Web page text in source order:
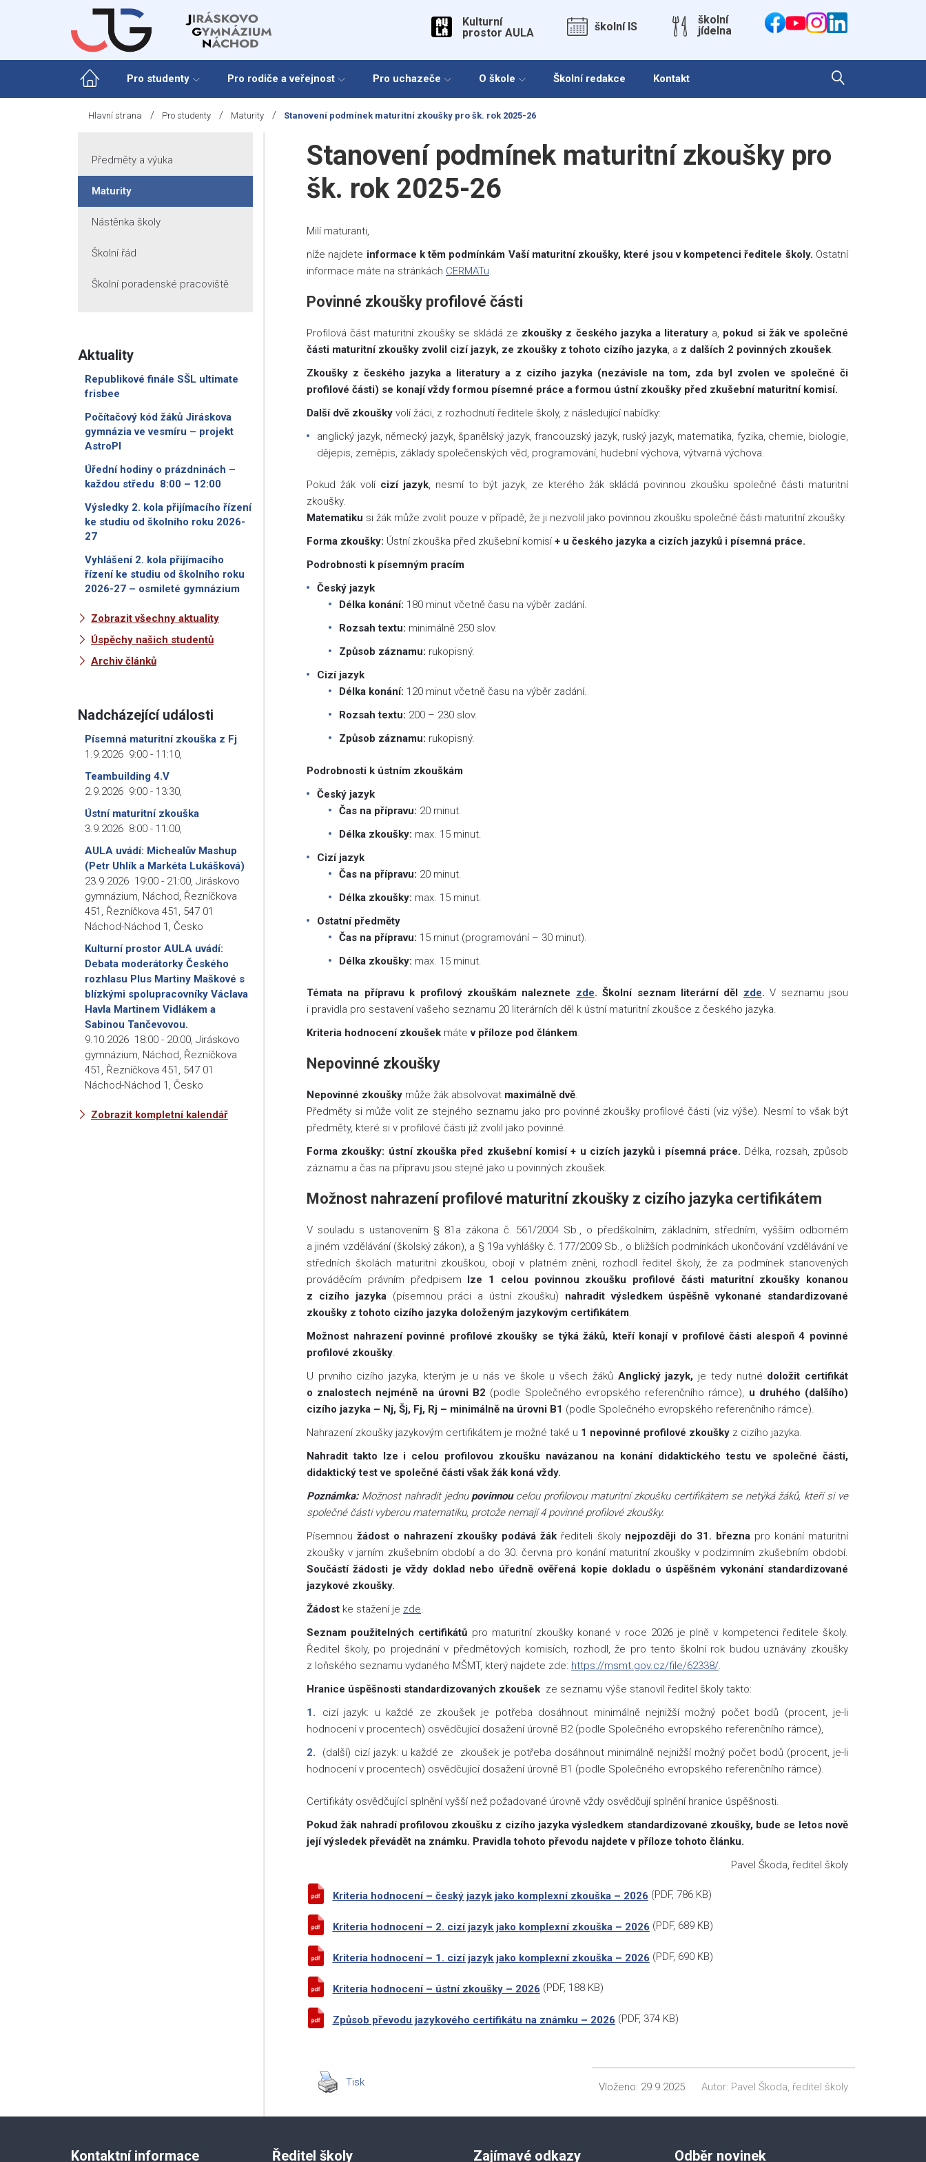
Kulturní
prostor AULA
školní IS
školní
jídelna
Pro studenty Pro rodiče a veřejnost Pro uchazeče O škole Školní redakce Kontakt
Hlavní strana / Pro studenty / Maturity / Stanovení podmínek maturitní zkoušky pro šk. rok 2025-26
Stanovení podmínek maturitní zkoušky pro
šk. rok 2025-26
Milí maturanti,
níže najdete informace k těm podmínkám Vaší maturitní zkoušky, které jsou v kompetenci ředitele školy. Ostatní
informace máte na stránkách CERMATu
Povinné zkoušky profilové části
Profilová část maturitní zkoušky se skládá ze zkoušky z českého jazyka a literatury a, pokud si žák ve společné
části maturitní zkoušky zvolil cizí jazyk, ze zkoušky z tohoto cizího jazyka , a z dalších 2 povinných zkoušek
Zkoušky z českého jazyka a literatury a z cizího jazyka (nezávisle na tom, zda byl zvolen ve společné či
profilové části) se konají vždy formou písemné práce a formou ústní zkoušky před zkušební maturitní komisí.
Další dvě zkoušky volí žáci, z rozhodnutí ředitele školy, z následující nabídky:
anglický jazyk, německý jazyk, španělský jazyk, francouzský jazyk, ruský jazyk, matematika, fyzika, chemie, biologie,
dějepis, zeměpis, základy společenských věd, programování, hudební výchova, výtvarná výchova.
Pokud žák volí cizí jazyk, nesmí to být jazyk, ze kterého žák skládá povinnou zkoušku společné části maturitní
zkoušky.
Matematiku si žák může zvolit pouze v případě, že ji nezvolil jako povinnou zkoušku společné části maturitní zkoušky.
Forma zkoušky: Ústní zkouška před zkušební komisí+ u českého jazyka a cizích jazyků i písemná práce.
Podrobnosti k písemným pracím
Český jazyk
Délka konání: 180 minut včetně času na výběr zadání.
Rozsah textu: minimálně 250 slov.
Způsob záznamu: rukopisný.
Cizí jazyk
Délka konání: 120 minut včetně času na výběr zadání.
Rozsah textu: 200 – 230 slov.
Způsob záznamu: rukopisný.
Podrobnosti k ústním zkouškám
Český jazyk
Čas na přípravu: 20 minut.
Délka zkoušky: max. 15 minut.
Cizí jazyk
Čas na přípravu: 20 minut.
Délka zkoušky: max. 15 minut.
Ostatní předměty
Čas na přípravu: 15 minut (programování – 30 minut).
Délka zkoušky: max. 15 minut.
Témata na přípravu k profilový zkouškám naleznete zde. Školní seznam literární děl zde.V seznamu jsou
i pravidla pro sestavení vašeho seznamu 20 literárních děl k ústní maturitní zkoušce z českého jazyka.
Kriteria hodnocení zkoušek mátev příloze pod článkem.
Nepovinné zkoušky
Nepovinné zkoušky může žák absolvovat maximálně dvě.
Předměty si může volit ze stejného seznamu jako pro povinné zkoušky profilové části (viz výše). Nesmí to však být
předměty, které si v profilové části již zvolil jako povinné.
Forma zkoušky: ústní zkouška před zkušební komisí + u cizích jazyků i písemná práce. Délka, rozsah, způsob
záznamu a čas na přípravu jsou stejné jako u povinných zkoušek.
Možnost nahrazení profilové maturitní zkoušky z cizího jazyka certifikátem
V souladu s ustanovením § 81a zákona č. 561/2004 Sb., o předškolním, základním, středním, vyšším odborném
a jiném vzdělávání (školský zákon), a § 19a vyhlášky č. 177/2009 Sb., o bližších podmínkách ukončování vzdělávání ve
středních školách maturitní zkouškou, obojí v platném znění, rozhodl ředitel školy, že za podmínek stanovených
prováděcím právním předpisem lze 1 celou povinnou zkoušku profilové části maturitní zkoušky konanou
z cizího jazyka (písemnou práci a ústní zkoušku) nahradit výsledkem úspěšně vykonané standardizované
zkoušky z tohoto cizího jazyka doloženým jazykovým certifikátem.
Možnost nahrazení povinné profilové zkoušky se týká žáků, kteří konají v profilové části alespoň 4 povinné
profilové zkoušky.
U prvního cizího jazyka, kterým je u nás ve škole u všech žáků Anglický jazyk, je tedy nutné doložit certifikát
o znalostech nejméně na úrovni B2 (podle Společného evropského referenčního rámce), u druhého (dalšího)
cizího jazyka – Nj, Šj, Fj, Rj – minimálně na úrovni B1 (podle Společného evropského referenčního rámce).
Nahrazení zkoušky jazykovým certifikátem je možné také u 1 nepovinné profilové zkoušky z cizího jazyka.
Nahradit takto lze i celou profilovou zkoušku navázanou na konání didaktického testu ve společné části,
didaktický test ve společné části však žák koná vždy.
Poznámka: Možnost nahradit jednupovinnou celou profilovou maturitní zkoušku certifikátem se netýká žáků, kteří si ve
společné části vyberou matematiku, protože nemají 4 povinné profilové zkoušky.
Písemnoužádost o nahrazení zkoušky podává žák řediteli školy nejpozději do 31. březnapro konání maturitní
zkoušky v jarním zkušebním období a do 30. června pro konání maturitní zkoušky v podzimním zkušebním období.
Součástí žádosti je vždy doklad nebo úředně ověřená kopie dokladu o úspěšném vykonání standardizované
jazykové zkoušky.
Žádost ke stažení je zde.
Seznam použitelných certifikátů pro maturitní zkoušky konané v roce 2026 je plně v kompetenci ředitele školy.
Ředitel školy, po projednání v předmětových komisích, rozhodl, že pro tento školní rok budou uznávány zkoušky
z loňského seznamu vydaného MŠMT, který najdete zde: https://msmt.gov.cz/file/62338/.
Hranice úspěšnosti standardizovaných zkoušek ze seznamu výše stanovil ředitel školy takto:
cizí jazyk: u každé ze zkoušek je potřeba dosáhnout minimálně nejnižší možný počet bodů (procent, je-li
hodnocení v procentech) osvědčující dosažení úrovně B2 (podle Společného evropského referenčního rámce),
(další) cizí jazyk: u každé ze zkoušek je potřeba dosáhnout minimálně nejnižší možný počet bodů (procent, je-li
hodnocení v procentech) osvědčující dosažení úrovně B1 (podle Společného evropského referenčního rámce).
Certifikáty osvědčující splnění vyšší než požadované úrovně vždy osvědčují splnění hranice úspěšnosti.
Pokud žák nahradí profilovou zkoušku z cizího jazyka výsledkem standardizované zkoušky, bude se letos nově
její výsledek převádět na známku. Pravidla tohoto převodu najdete v příloze tohoto článku.
Pavel Škoda, ředitel školy
Kriteria hodnocení – český jazyk jako komplexní zkouška – 2026 (PDF, 786 KB)
Kriteria hodnocení – 2. cizí jazyk jako komplexní zkouška – 2026 (PDF, 689 KB)
Kriteria hodnocení – 1. cizí jazyk jako komplexní zkouška – 2026 (PDF, 690 KB)
Kriteria hodnocení – ústní zkoušky – 2026 (PDF, 188 KB)
Způsob převodu jazykového certifikátu na známku – 2026 (PDF, 374 KB)
Tisk Vloženo: 29.9.2025 Autor: Pavel Škoda, ředitel školy
Předměty a výuka
Maturity
Nástěnka školy
Školní řád
Školní poradenské pracoviště
Aktuality
Republikové finále SŠL ultimate
frisbee
Počítačový kód žáků Jiráskova
gymnázia ve vesmíru – projekt
AstroPI
Úřední hodiny o prázdninách –
každou středu 8:00 – 12:00
Výsledky 2. kola přijímacího řízení
ke studiu od školního roku 2026-
27
Vyhlášení 2. kola přijímacího
řízení ke studiu od školního roku
2026-27 – osmileté gymnázium
Zobrazit všechny aktuality
Úspěchy našich studentů
Archiv článků
Nadcházející události
Písemná maturitní zkouška z Fj
1.9.2026 9:00 - 11:10
Teambuilding 4.V
2.9.2026 9:00 - 13:30
Ústní maturitní zkouška
3.9.2026 8:00 - 11:00
AULA uvádí: Michealův Mashup
(Petr Uhlík a Markéta Lukášková)
23.9.2026 19:00 - 21:00 Jiráskovo
gymnázium, Náchod, Řezníčkova
451, Řezníčkova 451, 547 01
Náchod-Náchod 1, Česko
Kulturní prostor AULA uvádí:
Debata moderátorky Českého
rozhlasu Plus Martiny Maškové s
blízkými spolupracovníky Václava
Havla Martinem Vidlákem a
Sabinou Tančevovou.
9.10.2026 18:00 - 20:00 Jiráskovo
gymnázium, Náchod, Řezníčkova
451, Řezníčkova 451, 547 01
Náchod-Náchod 1, Česko
Zobrazit kompletní kalendář
Kontaktní informace Ředitel školy Zajímavé odkazy Odběr novinek